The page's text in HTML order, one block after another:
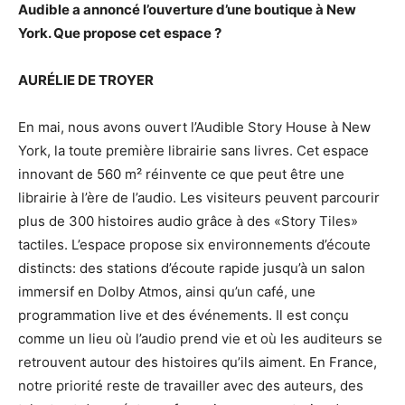
Audible a annoncé l’ouverture d’une boutique à New
York. Que propose cet espace ?
AURÉLIE DE TROYER
En mai, nous avons ouvert l’Audible Story House à New
York, la toute première librairie sans livres. Cet espace
innovant de 560 m² réinvente ce que peut être une
librairie à l’ère de l’audio. Les visiteurs peuvent parcourir
plus de 300 histoires audio grâce à des «Story Tiles»
tactiles. L’espace propose six environnements d’écoute
distincts: des stations d’écoute rapide jusqu’à un salon
immersif en Dolby Atmos, ainsi qu’un café, une
programmation live et des événements. Il est conçu
comme un lieu où l’audio prend vie et où les auditeurs se
retrouvent autour des histoires qu’ils aiment. En France,
notre priorité reste de travailler avec des auteurs, des